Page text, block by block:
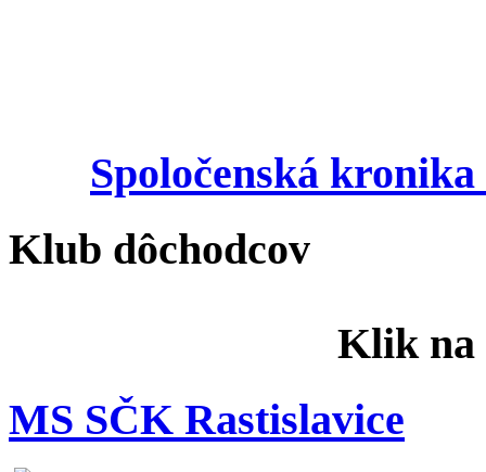
Spoločenská
Klub dôchodcov
Klik na
MS SČK Rastislavice